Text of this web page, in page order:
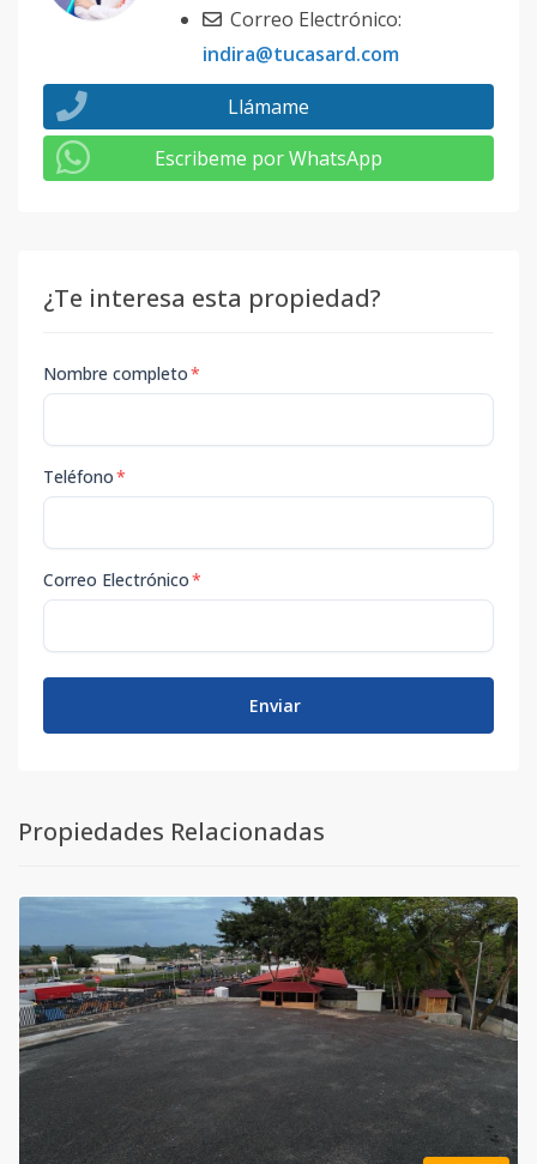
Correo Electrónico:
indira@tucasard.com
Llámame
Escribeme por WhatsApp
¿Te interesa esta propiedad?
Nombre completo*
Teléfono*
Correo Electrónico*
Enviar
Propiedades Relacionadas